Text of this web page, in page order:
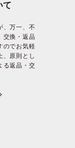
て
、万一、不
交換・返品
のでお気軽
、原則とし
る返品・交